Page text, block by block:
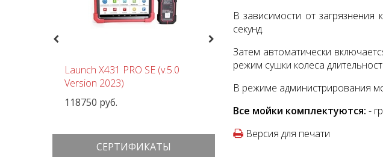
Previous
Launch X431 PRO SE (v.5.0
Version 2023)
118750 руб.
Шиномонтажный комплект
Nordberg
Next
СЕРТИФИКАТЫ
В зависимости от
секунд.
Затем автоматически
режим сушки колеса
В режиме администрирования
Все мойки комплектуются: -
Версия для печати